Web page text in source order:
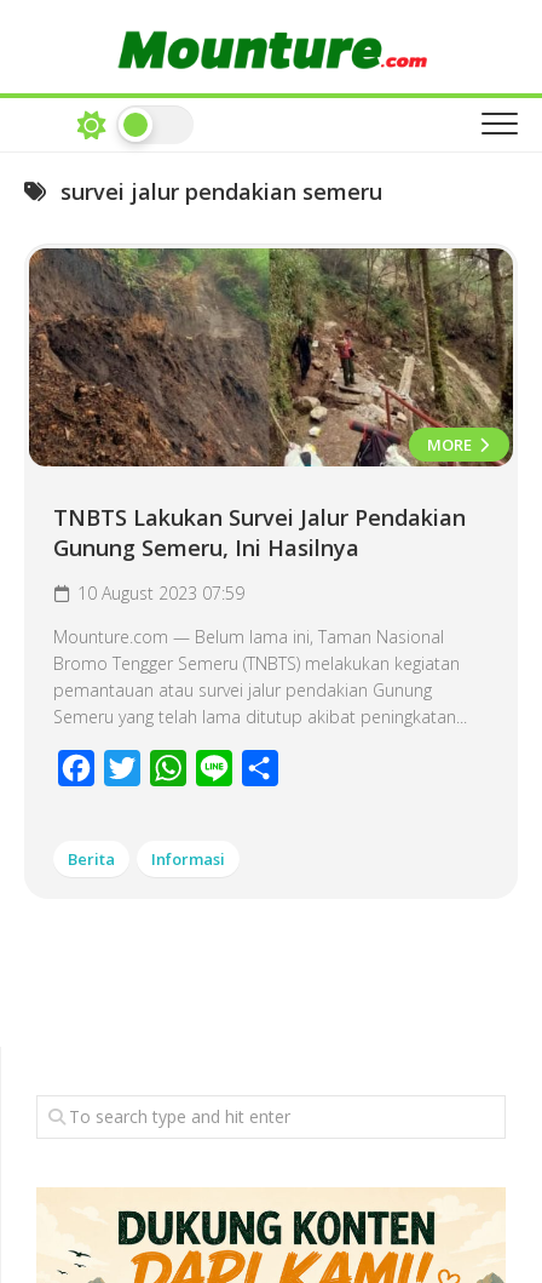
survei jalur pendakian semeru
MORE
TNBTS Lakukan Survei Jalur Pendakian
Gunung Semeru, Ini Hasilnya
10 August 2023 07:59
Mounture.com — Belum lama ini, Taman Nasional
Bromo Tengger Semeru (TNBTS) melakukan kegiatan
pemantauan atau survei jalur pendakian Gunung
Semeru yang telah lama ditutup akibat peningkatan...
Facebook
Twitter WhatsApp
Line
Berita Informasi